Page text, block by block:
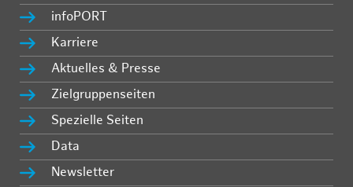
infoPORT
Karriere
Aktuelles & Presse
Zielgruppenseiten
Spezielle Seiten
Data
Newsletter